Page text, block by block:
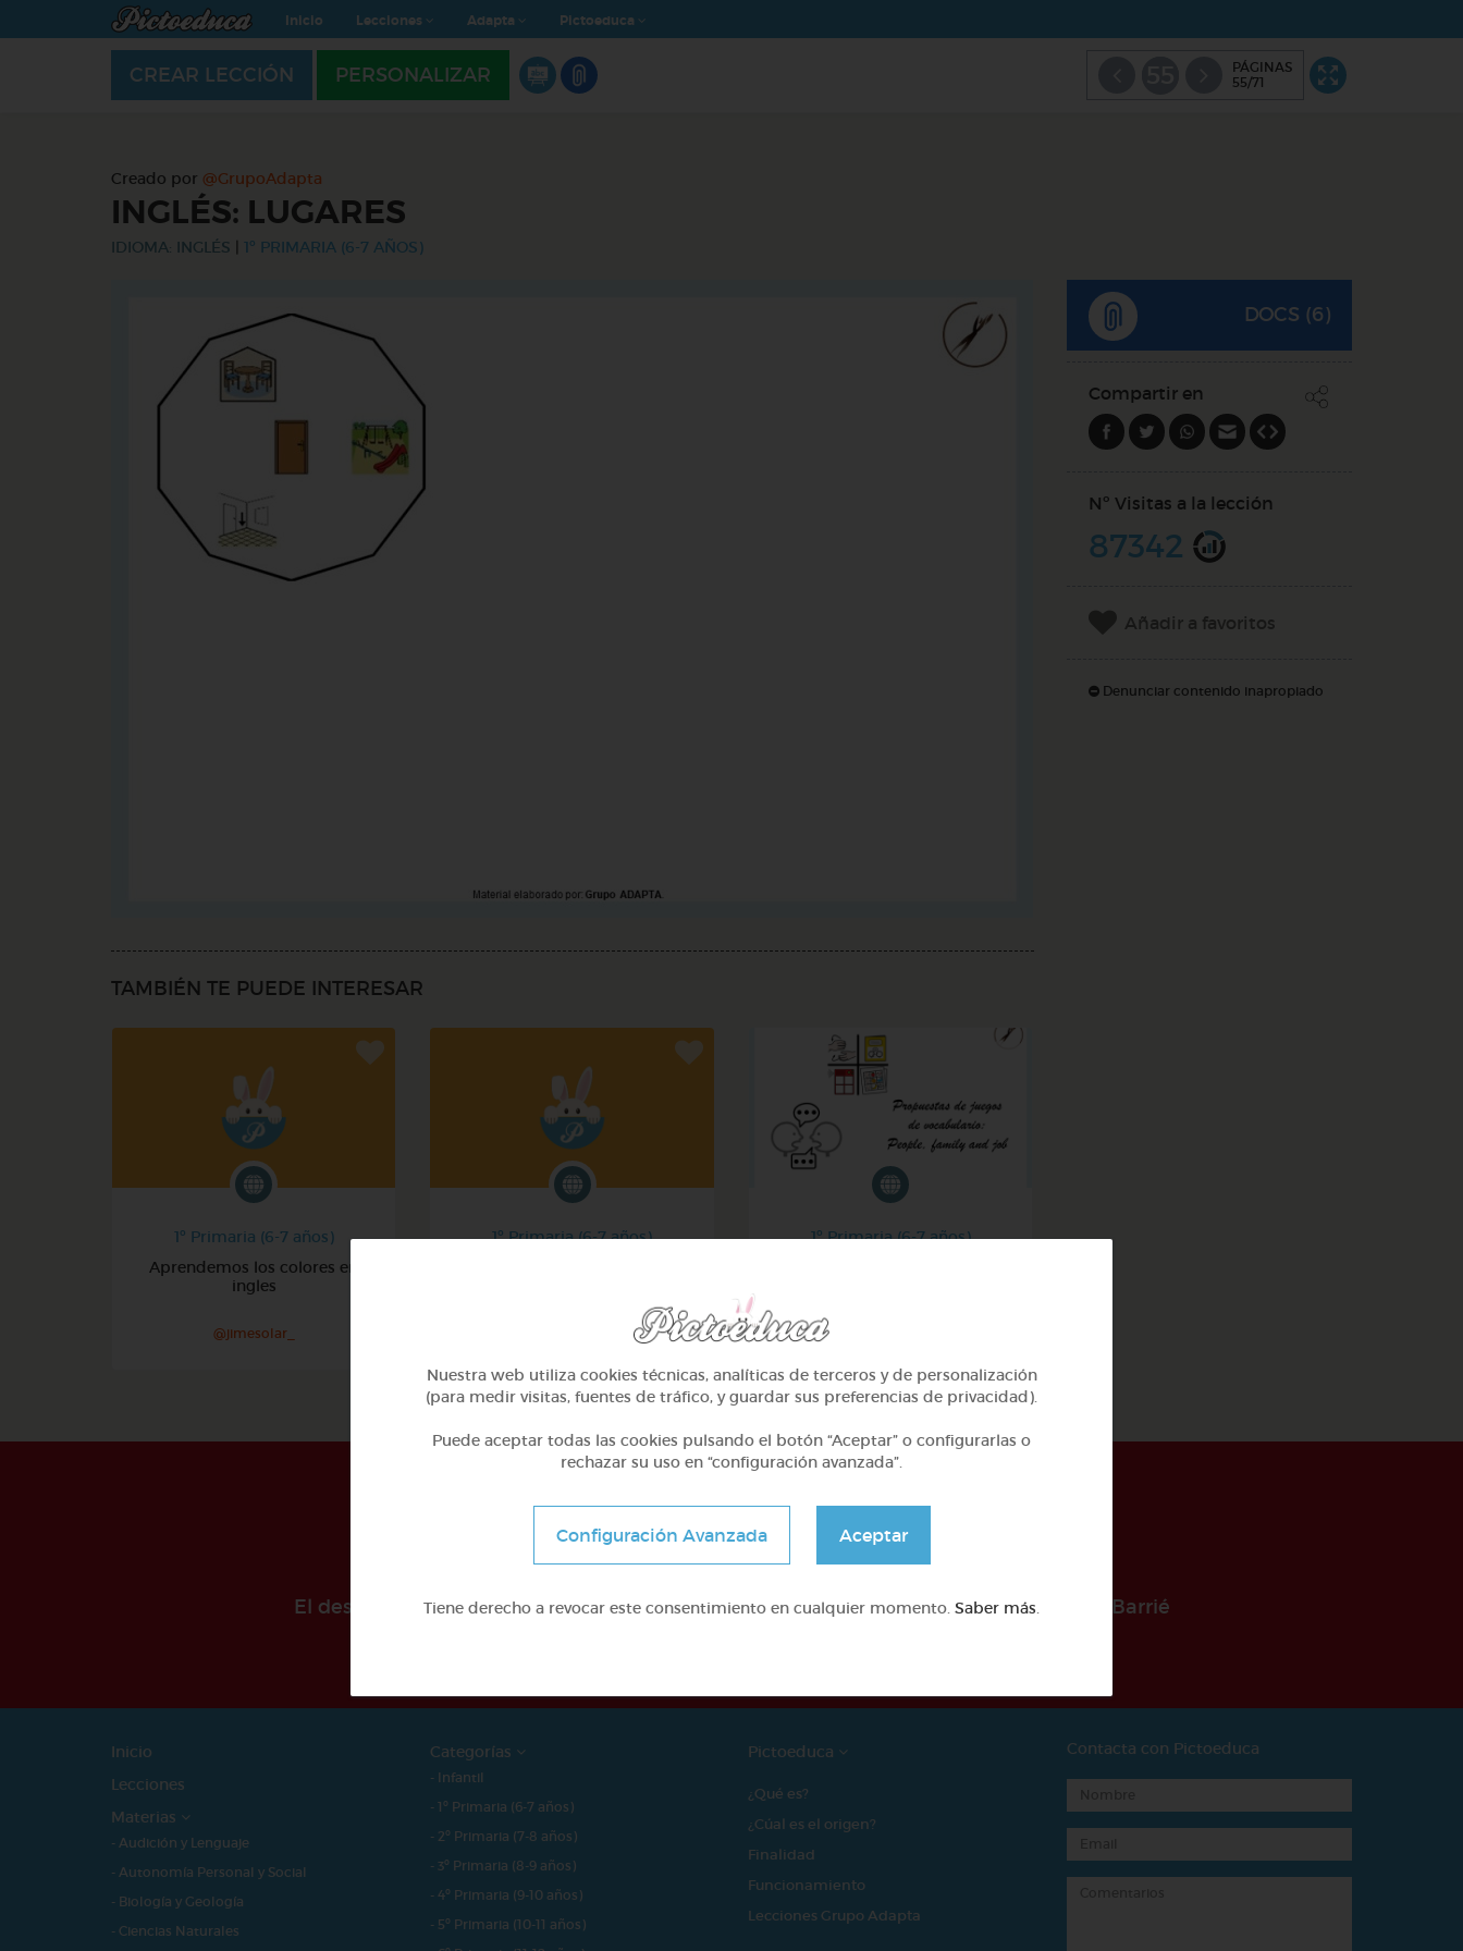
Inicio Lecciones Adapta Pictoeduca
CREAR LECCIÓN PERSONALIZAR
PÁGINAS
55/71
Creado por @GrupoAdapta
INGLÉS: LUGARES
IDIOMA: INGLÉS 1º PRIMARIA (6-7 AÑOS)
TAMBIÉN TE PUEDE INTERESAR
1º Primaria (6-7 años)
Aprendemos los colores en
ingles
@jimesolar_
1º Primaria (6-7 años)
1º Primaria (6-7 años)
DOCS (6)
Compartir en
Nº Visitas a la lección
87342
Añadir a favoritos
Denunciar contenido inapropiado
El desarollo de este proyecto ha sido posible gracias al mecenazgo de la Fundación Barrié
Inicio
Lecciones
Materias
- Audición y Lenguaje
- Autonomía Personal y Social
- Biología y Geología
- Ciencias Naturales
Categorías
- Infantil
- 1º Primaria (6-7 años)
- 2º Primaria (7-8 años)
- 3º Primaria (8-9 años)
- 4º Primaria (9-10 años)
- 5º Primaria (10-11 años)
Pictoeduca
¿Qué es?
¿Cúal es el origen?
Finalidad
Funcionamiento
Lecciones Grupo Adapta
Contacta con Pictoeduca
Nuestra web utiliza cookies técnicas, analíticas de terceros y de personalización
(para medir visitas, fuentes de tráfico, y guardar sus preferencias de privacidad).
Puede aceptar todas las cookies pulsando el botón “Aceptar” o configurarlas o
rechazar su uso en “configuración avanzada”.
Configuración Avanzada Aceptar
Tiene derecho a revocar este consentimiento en cualquier momento. Saber más.